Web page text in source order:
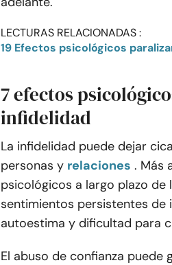
LECTURAS RELACIONADAS :
19 Efectos psicológicos
7 efectos
infidelidad
La infidelidad puede dejar
personas y relaciones . Más
psicológicos a largo plazo
sentimientos persistentes de
autoestima y dificultad para
El abuso de confianza